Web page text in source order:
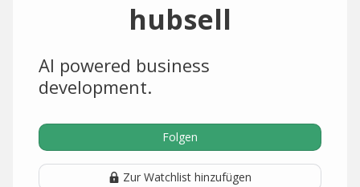
hubsell
AI powered business
development.
Folgen
Zur Watchlist hinzufügen